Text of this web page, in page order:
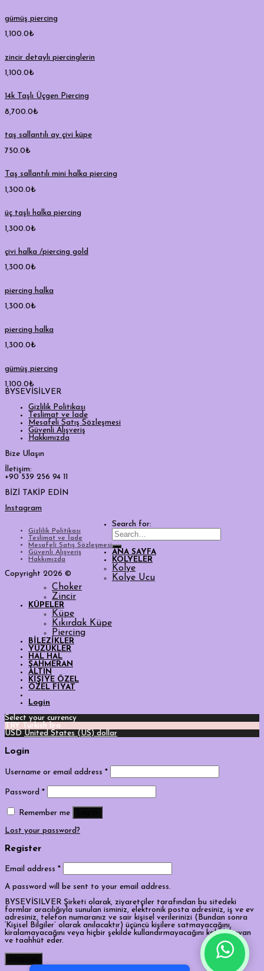
7/24 Canlı Destek
gümüş piercing
1,100.0₺
zincir detaylı piercinglerin
1,100.0₺
14k Taşlı Üçgen Piercing
8,700.0₺
taş sallantılı ay çivi küpe
750.0₺
Taş sallantılı mini halka piercing
1,300.0₺
üç taşlı halka piercing
1,300.0₺
çivi halka /piercing gold
1,300.0₺
piercing halka
1,300.0₺
piercing halka
1,300.0₺
gümüş piercing
1,100.0₺
BYSEVİSİLVER
Gizlilik Politikası
Teslimat ve İade
Mesafeli Satış Sözleşmesi
Güvenli Alışveriş
Hakkımızda
Bize Ulaşın
İletişim:
+90 539 256 94 11
BİZİ TAKİP EDİN
Instagram
Gizlilik Politikası
Teslimat ve İade
Mesafeli Satış Sözleşmesi
Güvenli Alışveriş
Hakkımızda
Copyright 2026 ©
Search for:
ANA SAYFA
KOLYELER
Kolye
Kolye Ucu
Choker
Zincir
KÜPELER
Küpe
Kıkırdak Küpe
Piercing
BİLEZİKLER
YÜZÜKLER
HAL HAL
ŞAHMERAN
ALTIN
KİŞİYE ÖZEL
ÖZEL FİYAT
Login
Select your currency
TRY
Turkish lira
USD United States (US) dollar
Login
Username or email address *
Password *
Remember me
Lost your password?
Register
Email address *
A password will be sent to your email address.
BYSEVİSILVER Şirketi olarak, ziyaretçiler tarafından bu sitedeki
formlar aracılığıyla sunulan isminiz, elektronik posta adresiniz, iş ve ev
adresiniz, telefon numaranız ve sair kişisel verilerinizi (Bundan sonra
‘Kişisel Bilgiler’ olarak anılacaktır) üçüncü kişilere satmayacağını,
kiralamayacağını veya hiçbir şekilde kullandırmayacağını kabul, beyan
ve taahhüt eder.